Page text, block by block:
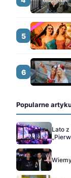
5
6
Popularne
Lato